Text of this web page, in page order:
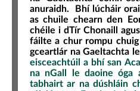
anuraidh. Bhí lúcháir
as chuile chearn den
chéile i dTír Chonaill
fáilte a chur rompu
gceartlár na Gaeltachta
eisceachtúil a bhí san
na nGall le daoine óga
tabhairt ar na dúshláin